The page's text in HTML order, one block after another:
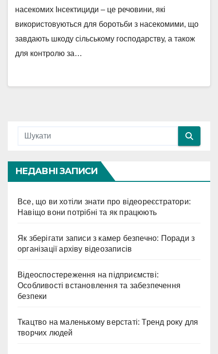
насекомих Інсектициди – це речовини, які
використовуються для боротьби з насекомими, що
завдають шкоду сільському господарству, а також
для контролю за…
НЕДАВНІ ЗАПИСИ
Все, що ви хотіли знати про відеореєстратори:
Навіщо вони потрібні та як працюють
Як зберігати записи з камер безпечно: Поради з
організації архіву відеозаписів
Відеоспостереження на підприємстві:
Особливості встановлення та забезпечення
безпеки
Ткацтво на маленькому верстаті: Тренд року для
творчих людей